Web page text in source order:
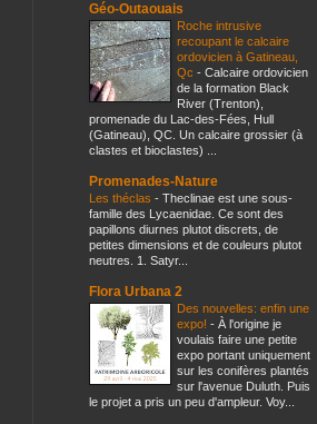
Géo-Outaouais
Roche intrusive
recoupant le calcaire
ordovicien à Gatineau,
Qc - Calcaire ordovicien
de la formation Black
River (Trenton),
promenade du Lac-des-Fées, Hull
(Gatineau), QC. Un calcaire grossier (à
clastes et bioclastes) ...
Promenades-Nature
Les théclas - Theclinae est une sous-
famille des Lycaenidae. Ce sont des
papillons diurnes plutot discrets, de
petites dimensions et de couleurs plutot
neutres. 1. Satyr...
Flora Urbana 2
Des nouvelles: enfin une
expo! - À l'origine je
voulais faire une petite
expo portant uniquement
sur les conifères plantés
sur l'avenue Duluth. Puis
le projet a pris un peu d'ampleur. Voy...